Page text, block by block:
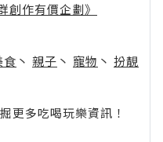
創作有價企劃》
食 丶 親子 丶 寵物 丶 扮靚
更多吃喝玩樂資訊！